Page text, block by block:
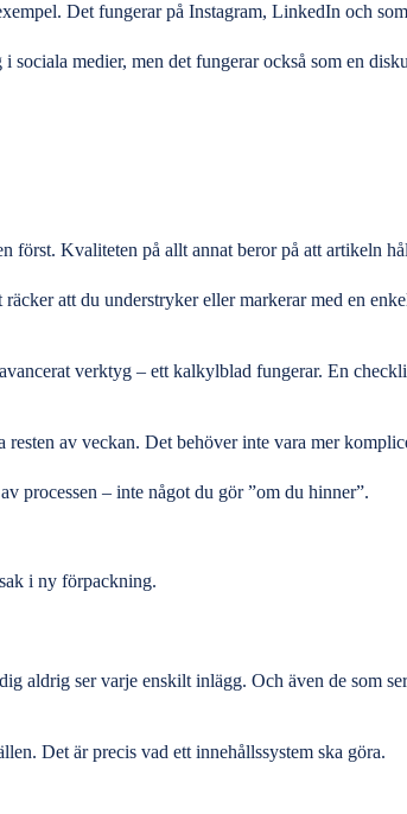
Det fungerar på Instagram, LinkedIn och
medier, men det fungerar också som en
först. Kvaliteten på allt annat beror på att artikeln
att du understryker eller markerar med en
verktyg – ett kalkylblad fungerar. En
av veckan. Det behöver inte vara mer
processen – inte något du gör ”om du hinner”.
i ny förpackning.
aldrig ser varje enskilt inlägg. Och även de som
Det är precis vad ett innehållssystem ska göra.